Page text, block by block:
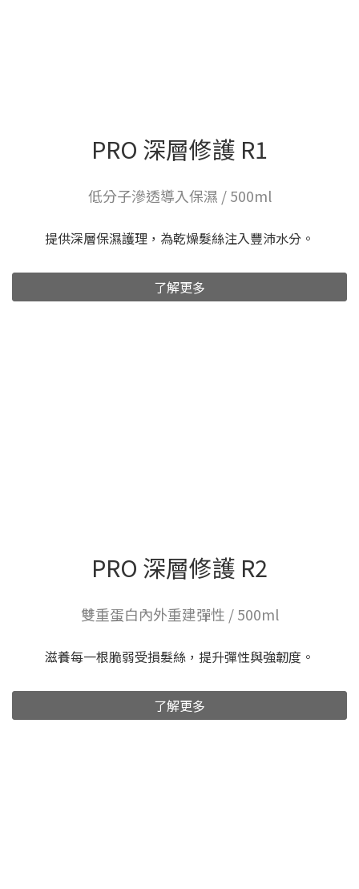
PRO 深層修護 R1
低分子滲透導入保濕 / 500ml
提供深層保濕護理，為乾燥髮絲注入豐沛水分。
了解更多
PRO 深層修護 R2
雙重蛋白內外重建彈性 / 500ml
滋養每一根脆弱受損髮絲，提升彈性與強韌度。
了解更多